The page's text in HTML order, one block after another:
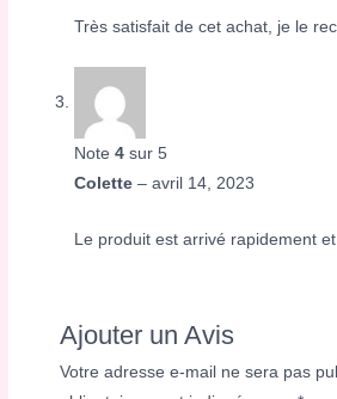
Très satisfait de cet achat, je le
Note4 sur 5
Colette– avril 14, 2023
Le produit est arrivé rapidement
Ajouter un Avis
Votre adresse e-mail ne sera pas